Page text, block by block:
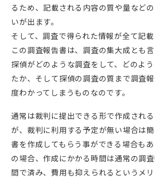
るため、記載される内容の質や量など
いが出ます。
そして、調査で得られた情報が全て記
この調査報告書は、調査の集大成とも言
探偵がどのような調査をして、どのよ
たか、そして探偵の調査の質まで調査
度わかってしまうものなのです。
通常は裁判に提出できる形で作成され
が、裁判に利用する予定が無い場合は
書を作成してもらう事ができる場合も
の場合、作成にかかる時間は通常の調
間で済み、費用も抑えられるというメ